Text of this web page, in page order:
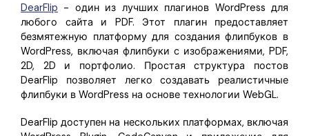
DearFlip - один из лучших плагинов WordPress для
любого сайта и PDF. Этот плагин предоставляет
безмятежную платформу для создания флипбуков в
WordPress, включая флипбуки с изображениями, PDF,
2D, 2D и портфолио. Простая структура постов
DearFlip позволяет легко создавать реалистичные
флипбуки в WordPress на основе технологии WebGL.
DearFlip доступен на нескольких платформах, включая